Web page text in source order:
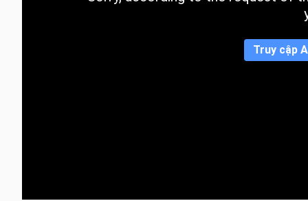
Truy cập